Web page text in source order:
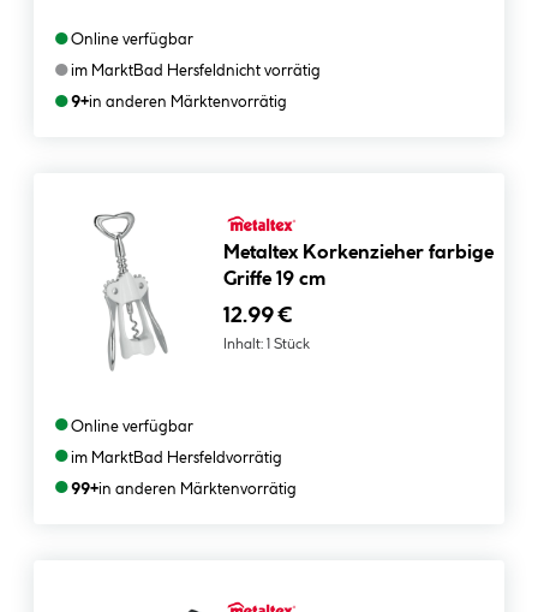
●Online verfügbar
●im MarktBad Hersfeldnicht vorrätig
●9+in anderen Märktenvorrätig
Metaltex Korkenzieher farbige
Griffe 19 cm
12.99 €
Inhalt: 1 Stück
●Online verfügbar
●im MarktBad Hersfeldvorrätig
●99+in anderen Märktenvorrätig